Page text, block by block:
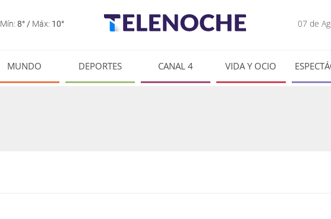
Mín: 8° / Máx: 10° 07 de
MUNDO DEPORTES CANAL 4 VIDA Y OCIO